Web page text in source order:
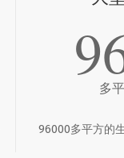
多
96000多平方的